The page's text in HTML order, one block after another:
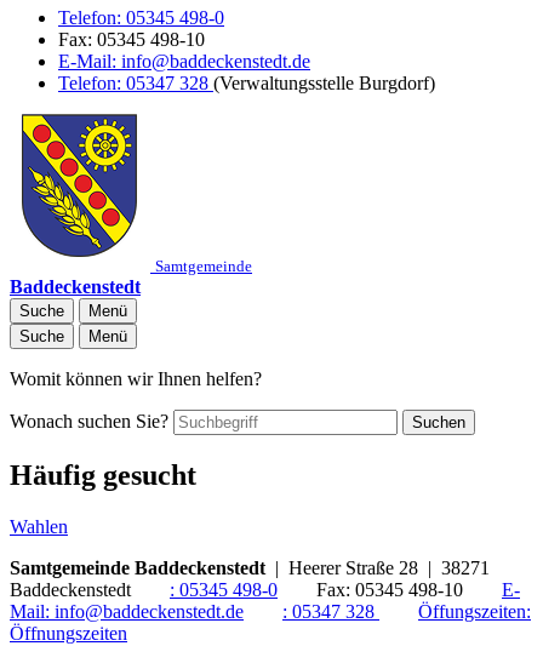
Telefon: 05345 498-0
Fax: 05345 498-10
E-Mail: info@baddeckenstedt.de
Telefon: 05347 328 (Verwaltungsstelle Burgdorf)
Samtgemeinde
Baddeckenstedt
Suche
Menü
Suche
Menü
Womit können wir Ihnen helfen?
Wonach suchen Sie? Suchen
Häufig gesucht
Wahlen
Samtgemeinde Baddeckenstedt | Heerer Straße 28 | 38271
Baddeckenstedt : 05345 498-0 Fax: 05345 498-10
E-
Mail: info@baddeckenstedt.de : 05347 328
Öffungszeiten:
Öffnungszeiten